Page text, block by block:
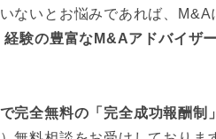
ないとお悩みであれば、
験の豊富なM&Aアドバイザ
完全無料の「完全成功報酬制」